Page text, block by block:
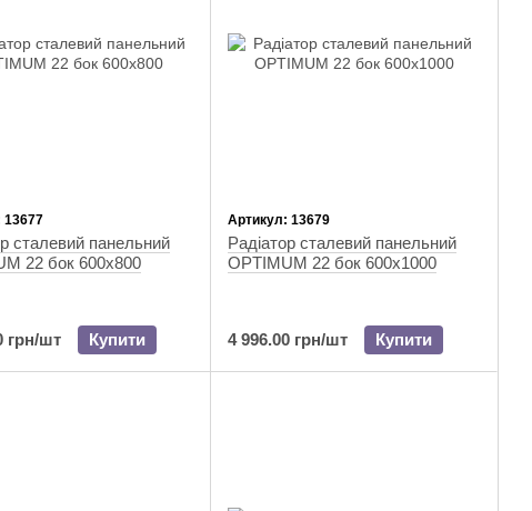
13677
сталевий панельний
22 бок 600x800
грн/шт Купити
Артикул: 13679
Радіатор сталевий панельний
OPTIMUM 22 бок 600х1000
4 996.00 грн/шт Купити